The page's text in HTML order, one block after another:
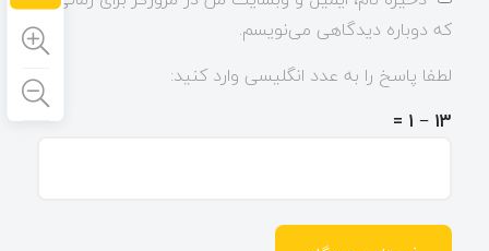
که دوباره دیدگاهی می‌نویسم.
لطفا پاسخ را به عدد انگلیسی وارد کنید:
13 − 1 =